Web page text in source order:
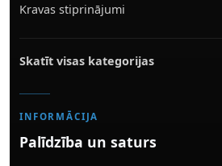
Kravas stiprinājumi
Skatīt visas kategorijas
INFORMĀCIJA
Palīdzība un saturs